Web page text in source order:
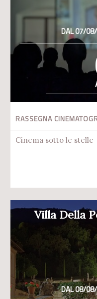
DAL 07/
RASSEGNA
Cinema sotto le stelle
Villa Della
DAL 08/